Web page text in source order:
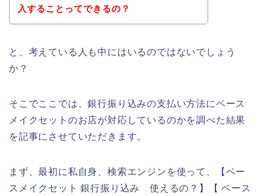
入することってできるの？
と、考えている人も中にはいるのではないでしょう
か？
そこでここでは、銀行振り込みの支払い方法にベース
メイクセットのお店が対応しているのかを調べた結果
を記事にさせていただきます。
まず、最初に私自身、検索エンジンを使って、【ベー
スメイクセット 銀行振り込み 使えるの？】【 ベース